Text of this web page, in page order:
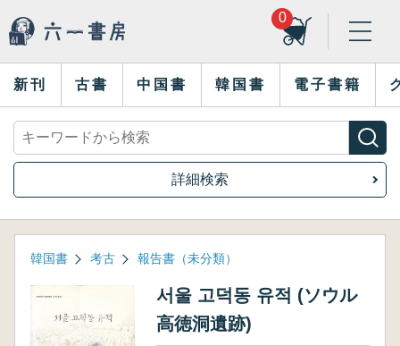
0
新刊 古書 中国書 韓国書 電子書籍
詳細検索
韓国書 考古 報告書（未分類）
서울 고덕동 유적 (ソウル
高徳洞遺跡)